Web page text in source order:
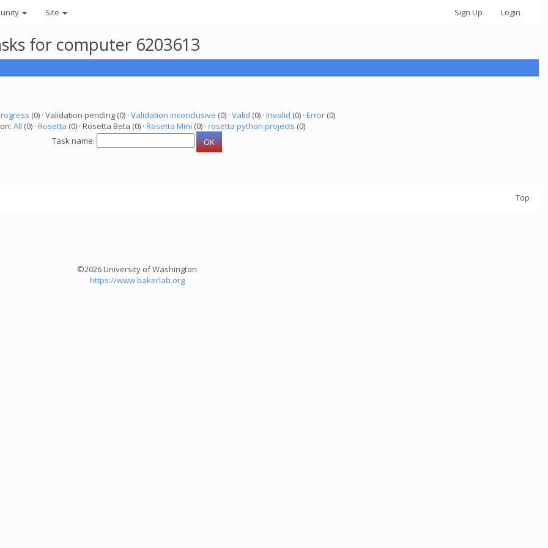
Site Sign Up Login
for computer 6203613
(0) · Validation pending (0) · Validation inconclusive (0) · Valid (0) · Invalid (0) · Error(0)
All (0) · Rosetta (0) · Rosetta Beta (0) · Rosetta Mini (0) · rosetta python projects (0)
Task name:
Top
©2026 University of Washington
https://www.bakerlab.org